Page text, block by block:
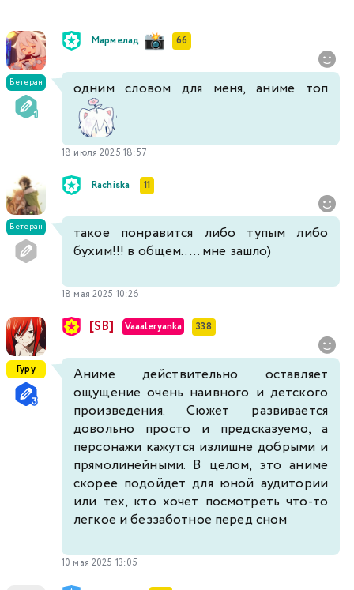
Ветеран
Мармелад 66
одним словом для меня, аниме топ
18 июля 2025 18:57
Ветеран
Rachiska 11
такое понравится либо тупым либо
бухим!!! в общем..... мне зашло)
18 мая 2025 10:26
Гуру
[SB] Vaaaleryanka 338
Аниме действительно оставляет
ощущение очень наивного и детского
произведения. Сюжет развивается
довольно просто и предсказуемо, а
персонажи кажутся излишне добрыми и
прямолинейными. В целом, это аниме
скорее подойдет для юной аудитории
или тех, кто хочет посмотреть что-то
легкое и беззаботное перед сном
10 мая 2025 13:05